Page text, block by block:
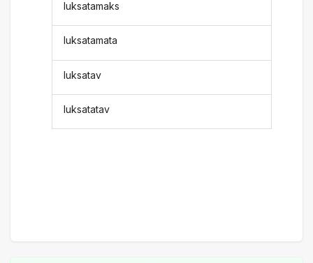
luksatamaks
luksatamata
luksatav
luksatatav